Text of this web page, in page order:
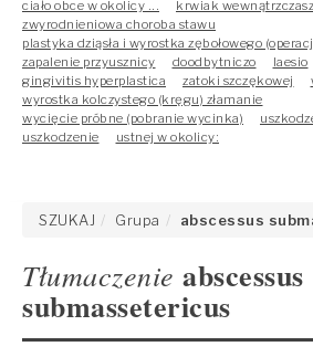
ciało obce w okolicy ...
krwiak
zwyrodnieniowa choroba stawu
plastyka dziąsła i wyrostka zębołowego
zapalenie przyusznicy
doodbytniczo
laesio
gingivitis hyperplastica
zatoki szczękowej
wyrostka kolczystego (kręgu) złamanie
wycięcie próbne (pobranie wycinka)
uszkodzenie
ustnej w okolicy:
SZUKAJ Grupa abscessus
Tłumaczenie abscessus
submassetericus